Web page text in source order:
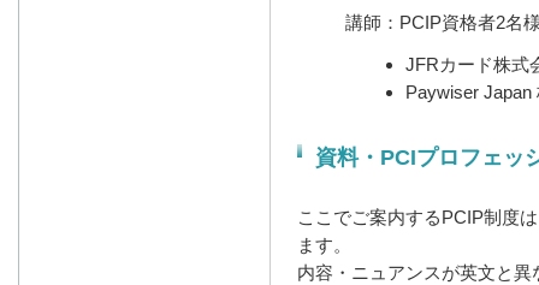
講師：PCIP資格者2名
JFRカード株
Paywiser
資料・PCIプロフェッ
ここでご案内するPCIP制度
ます。
内容・ニュアンスが英文と